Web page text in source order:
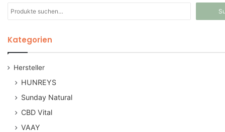
nach:
Kategorien
Hersteller
HUNREYS
Sunday Natural
CBD Vital
VAAY